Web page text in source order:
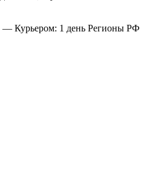
— Курьером: 1 день Регионы РФ